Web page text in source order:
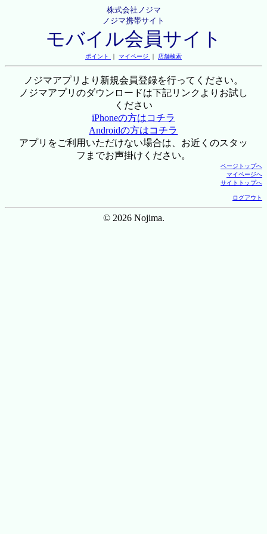
株式会社ノジマ
ノジマ携帯サイト
モバイル会員サイト
ポイント ｜ マイページ ｜ 店舗検索
ノジマアプリより新規会員登録を行ってください。
ノジマアプリのダウンロードは下記リンクよりお試し
ください
iPhoneの方はコチラ
Androidの方はコチラ
アプリをご利用いただけない場合は、お近くのスタッ
フまでお声掛けください。
ページトップへ
マイページへ
サイトトップへ
ログアウト
© 2026 Nojima.